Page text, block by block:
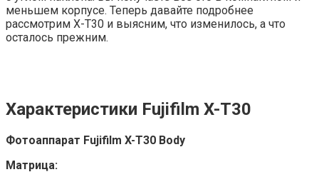
меньшем корпусе. Теперь давайте подробнее
рассмотрим X-T30 и выясним, что изменилось, а что
осталось прежним.
Характеристики Fujifilm X-T30
Фотоаппарат Fujifilm X-T30 Body
Матрица: